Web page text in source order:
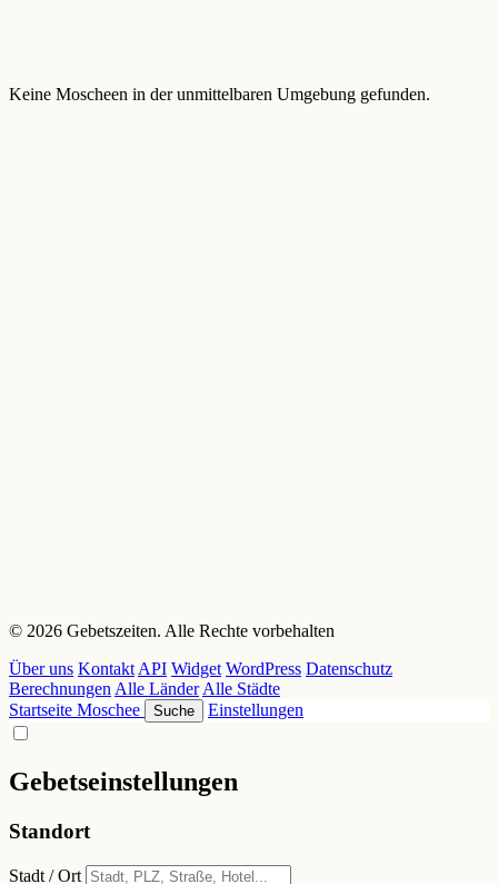
Keine Moscheen in der unmittelbaren Umgebung gefunden.
© 2026 Gebetszeiten. Alle Rechte vorbehalten
Über uns KontaktAPI Widget WordPress Datenschutz
BerechnungenAlle LänderAlle Städte
Startseite Moschee Suche Einstellungen
Gebetseinstellungen
Standort
Stadt / Ort